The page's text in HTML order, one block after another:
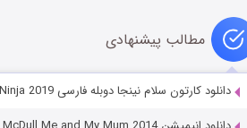
مطالب پیشنهادی
دانلود کارتون سلام نینجا دوبله فارسی Hello Ninja 2019